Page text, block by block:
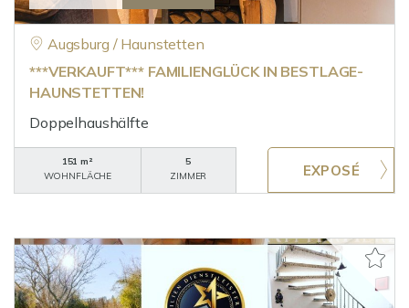
Augsburg / Haunstetten
***VERKAUFT*** FAMILIENGLÜCK IN BESTLAGE-
HAUNSTETTEN!
Doppelhaushälfte
151 m²
WOHNFLÄCHE
5
ZIMMER